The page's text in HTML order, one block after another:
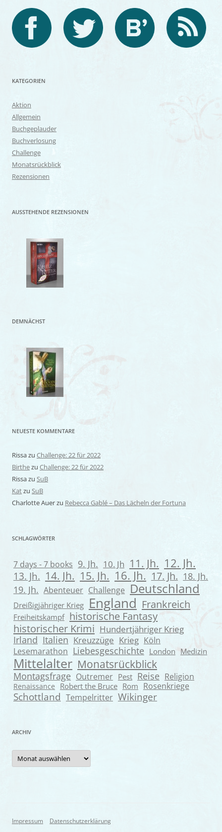
KATEGORIEN
Aktion
Allgemein
Buchgeplauder
Buchverlosung
Challenge
Monatsrückblick
Rezensionen
AUSSTEHENDE REZENSIONEN
DEMNÄCHST
NEUESTE KOMMENTARE
Rissazu Challenge: 22 für 2022
Birthezu Challenge: 22 für 2022
Rissazu SuB
Katzu SuB
Charlotte Auerzu Rebecca Gablé – Das Lächeln der Fortuna
SCHLAGWÖRTER
7 days - 7 books 9. Jh. 10. Jh 11. Jh. 12. Jh.
13. Jh. 14. Jh. 15. Jh. 16. Jh. 17. Jh. 18. Jh.
19. Jh. Abenteuer Challenge Deutschland
Dreißigjähriger Krieg England Frankreich
Freiheitskampf historische Fantasy
historischer Krimi Hundertjähriger Krieg
Irland Italien Kreuzzüge Krieg Köln
Lesemarathon Liebesgeschichte London Medizin
Mittelalter Monatsrückblick
Montagsfrage Outremer Pest Reise Religion
Renaissance Robert the Bruce Rom Rosenkriege
Schottland Tempelritter Wikinger
ARCHIV
Archiv
Impressum Datenschutzerklärung